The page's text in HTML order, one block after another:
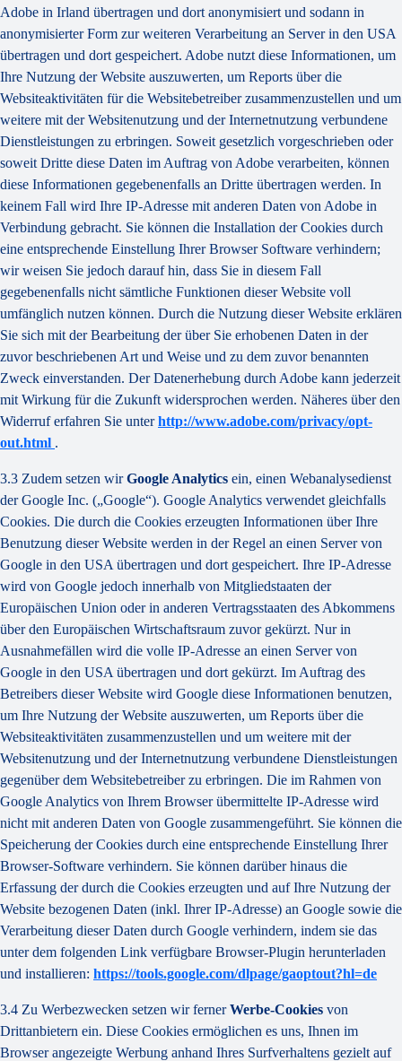
Adobe in Irland übertragen und dort anonymisiert und sodann in
anonymisierter Form zur weiteren Verarbeitung an Server in den USA
übertragen und dort gespeichert. Adobe nutzt diese Informationen, um
Ihre Nutzung der Website auszuwerten, um Reports über die
Websiteaktivitäten für die Websitebetreiber zusammenzustellen und um
weitere mit der Websitenutzung und der Internetnutzung verbundene
Dienstleistungen zu erbringen. Soweit gesetzlich vorgeschrieben oder
soweit Dritte diese Daten im Auftrag von Adobe verarbeiten, können
diese Informationen gegebenenfalls an Dritte übertragen werden. In
keinem Fall wird Ihre IP-Adresse mit anderen Daten von Adobe in
Verbindung gebracht. Sie können die Installation der Cookies durch
eine entsprechende Einstellung Ihrer Browser Software verhindern;
wir weisen Sie jedoch darauf hin, dass Sie in diesem Fall
gegebenenfalls nicht sämtliche Funktionen dieser Website voll
umfänglich nutzen können. Durch die Nutzung dieser Website erklären
Sie sich mit der Bearbeitung der über Sie erhobenen Daten in der
zuvor beschriebenen Art und Weise und zu dem zuvor benannten
Zweck einverstanden. Der Datenerhebung durch Adobe kann jederzeit
mit Wirkung für die Zukunft widersprochen werden. Näheres über den
Widerruf erfahren Sie unterhttp://www.adobe.com/privacy/opt-
out.html .
3.3 Zudem setzen wirGoogle Analytics ein, einen Webanalysedienst
der Google Inc. („Google“). Google Analytics verwendet gleichfalls
Cookies. Die durch die Cookies erzeugten Informationen über Ihre
Benutzung dieser Website werden in der Regel an einen Server von
Google in den USA übertragen und dort gespeichert. Ihre IP-Adresse
wird von Google jedoch innerhalb von Mitgliedstaaten der
Europäischen Union oder in anderen Vertragsstaaten des Abkommens
über den Europäischen Wirtschaftsraum zuvor gekürzt. Nur in
Ausnahmefällen wird die volle IP-Adresse an einen Server von
Google in den USA übertragen und dort gekürzt. Im Auftrag des
Betreibers dieser Website wird Google diese Informationen benutzen,
um Ihre Nutzung der Website auszuwerten, um Reports über die
Websiteaktivitäten zusammenzustellen und um weitere mit der
Websitenutzung und der Internetnutzung verbundene Dienstleistungen
gegenüber dem Websitebetreiber zu erbringen. Die im Rahmen von
Google Analytics von Ihrem Browser übermittelte IP-Adresse wird
nicht mit anderen Daten von Google zusammengeführt. Sie können die
Speicherung der Cookies durch eine entsprechende Einstellung Ihrer
Browser-Software verhindern. Sie können darüber hinaus die
Erfassung der durch die Cookies erzeugten und auf Ihre Nutzung der
Website bezogenen Daten (inkl. Ihrer IP-Adresse) an Google sowie die
Verarbeitung dieser Daten durch Google verhindern, indem sie das
unter dem folgenden Link verfügbare Browser-Plugin herunterladen
und installieren: https://tools.google.com/dlpage/gaoptout?hl=de
3.4 Zu Werbezwecken setzen wir fernerWerbe-Cookies von
Drittanbietern ein. Diese Cookies ermöglichen es uns, Ihnen im
Browser angezeigte Werbung anhand Ihres Surfverhaltens gezielt auf